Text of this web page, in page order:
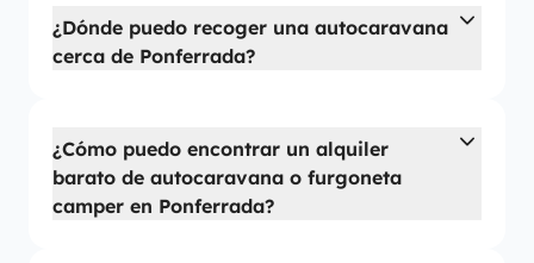
¿Dónde puedo recoger una autocaravana
cerca de Ponferrada?
¿Cómo puedo encontrar un alquiler
barato de autocaravana o furgoneta
camper en Ponferrada?